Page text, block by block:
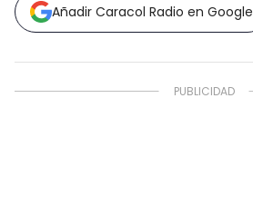
Añadir Caracol Radio en Google